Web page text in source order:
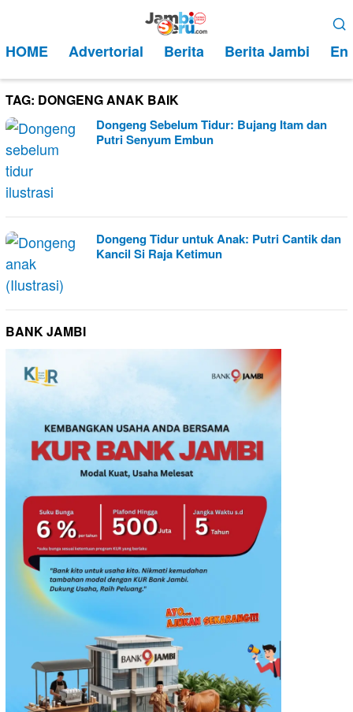
kontenMobile
HOME Advertorial Berita Berita Jambi
TAG: DONGENG ANAK BAIK
Dongeng Sebelum Tidur: Bujang Itam dan
Putri Senyum Embun
Dongeng Tidur untuk Anak: Putri Cantik dan
Kancil Si Raja Ketimun
BANK JAMBI